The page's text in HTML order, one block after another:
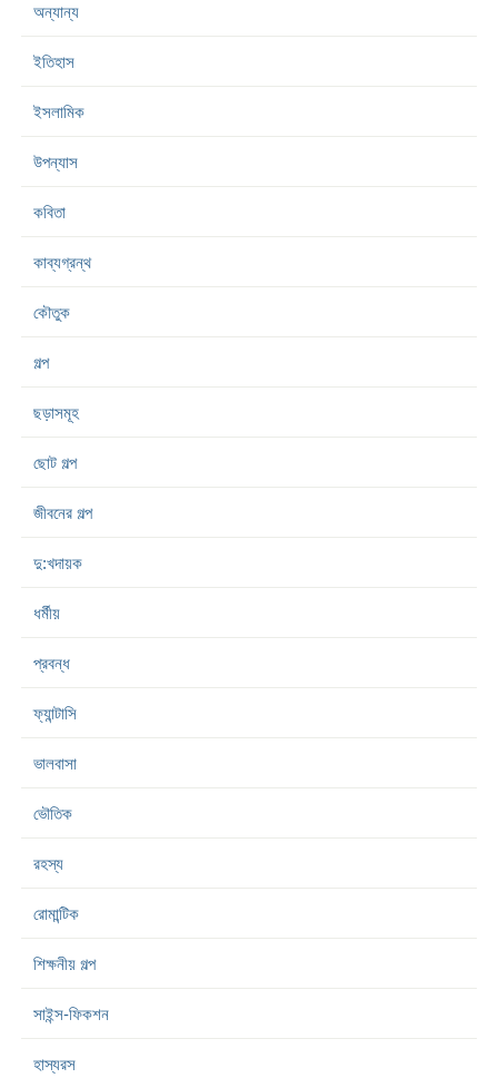
অন্যান্য
ইতিহাস
ইসলামিক
উপন্যাস
কবিতা
কাব্যগ্রন্থ
কৌতুক
গল্প
ছড়াসমূহ
ছোট গল্প
জীবনের গল্প
দু:খদায়ক
ধর্মীয়
প্রবন্ধ
ফ্যান্টাসি
ভালবাসা
ভৌতিক
রহস্য
রোমান্টিক
শিক্ষনীয় গল্প
সাইন্স-ফিকশন
হাস্যরস